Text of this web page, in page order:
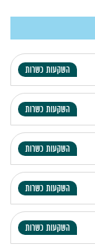
השקעות כשרות
השקעות כשרות
השקעות כשרות
השקעות כשרות
השקעות כשרות